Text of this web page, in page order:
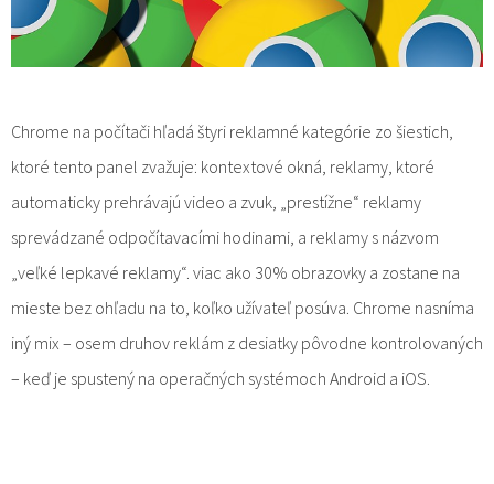
Chrome na počítači hľadá štyri reklamné kategórie zo šiestich,
ktoré tento panel zvažuje: kontextové okná, reklamy, ktoré
automaticky prehrávajú video a zvuk, „prestížne“ reklamy
sprevádzané odpočítavacími hodinami, a reklamy s názvom
„veľké lepkavé reklamy“. viac ako 30% obrazovky a zostane na
mieste bez ohľadu na to, koľko užívateľ posúva. Chrome nasníma
iný mix – osem druhov reklám z desiatky pôvodne kontrolovaných
– keď je spustený na operačných systémoch Android a iOS.